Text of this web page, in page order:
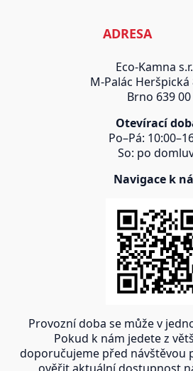
ADRESA
Eco-Kamna
M-Palác Heršpická
Brno 639 00
Otevírací
Po–Pá:
So: po
Navigace k
Provozní doba se může v
Pokud k nám jedete z
doporučujeme před návštěvou